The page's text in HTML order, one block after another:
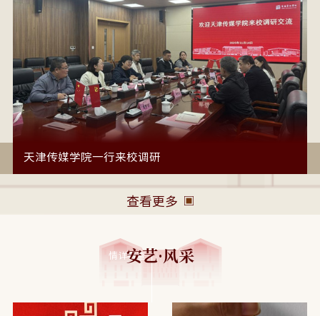
查看更多
天津传媒学院一行来校调研
安艺·风采
查看详情